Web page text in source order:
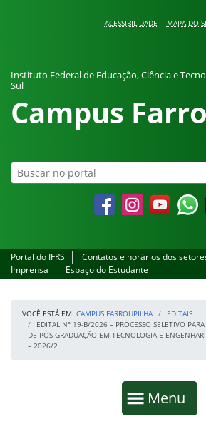
ACESSIBILIDADE MAPA DO
Instituto Federal de Educação, Ciência e
Sul
Campus
FacebookInstagramYouTube
Portal do IFRS Contatos e horários dos
Imprensa
Espaço do Estudante
VOCÊ ESTÁ EM: CAMPUS FARROUPILHA
EDITAIS
EDITAL N° 19-B/2026 – PROCESSO SELETIVO
DE PÓS-GRADUAÇÃO EM TECNOLOGIA E
– 2026/2
Mostrar
Menu